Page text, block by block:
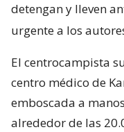
detengan y lleven
urgente a los
El centrocampista
centro médico de
emboscada a
alrededor de las